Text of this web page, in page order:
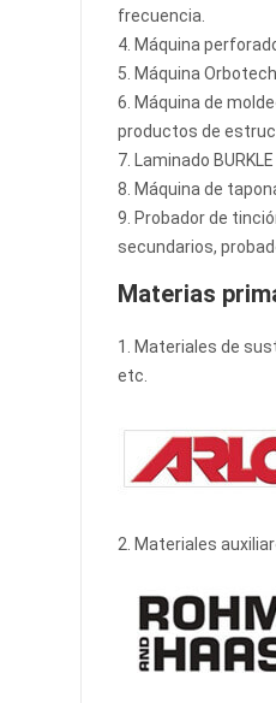
frecuencia.
4. Máquina
5. Máquina
6. Máquina de
productos de
7. Laminado
8. Máquina de
9. Probador de
secundarios,
Materias
1. Materiales de
etc.
2. Materiales